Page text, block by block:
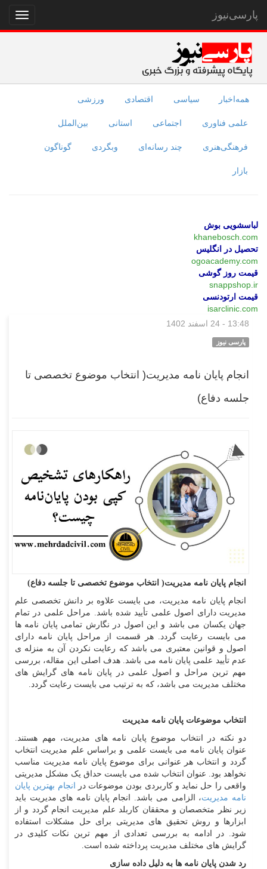
نمایش
منو
پارسی‌نیوز
همه‌اخبار سیاسی اقتصادی ورزشی
علمی فناوری اجتماعی استانی بین‌الملل
فرهنگی‌هنری چند رسانه‌ای وبگردی گوناگون
بازار
لباسشویی بوش
khanebosch.com
تحصیل در انگلیس
ogoacademy.com
قیمت روز گوشی
snappshop.ir
قیمت ارتودنسی
isarclinic.com
13:48 - 24 اسفند 1402
پارسی نیوز
انجام پایان نامه مدیریت( انتخاب موضوع تخصصی تا
جلسه دفاع)
انجام پایان نامه مدیریت( انتخاب موضوع تخصصی تا جلسه دفاع)
انجام پایان نامه مدیریت، می بایست علاوه بر دانش تخصصی علم
مدیریت دارای اصول علمی تأیید شده باشد. مراحل علمی در تمام
جهان یکسان می باشد و این اصول در نگارش تمامی پایان نامه ها
می بایست رعایت گردد. هر قسمت از مراحل پایان نامه دارای
اصول و قوانین معتبری می باشد که رعایت نکردن آن به منزله ی
عدم تأیید علمی پایان نامه می باشد. هدف اصلی این مقاله، بررسی
مهم ترین مراحل و اصول علمی در پایان نامه های گرایش های
مختلف مدیریت می باشد، که به ترتیب می بایست رعایت گردد.
انتخاب موضوعات پایان نامه مدیریت
دو نکته در انتخاب موضوع پایان نامه های مدیریت، مهم هستند.
عنوان پایان نامه می بایست علمی و براساس علم مدیریت انتخاب
گردد و انتخاب هر عنوانی برای موضوع پایان نامه مدیریت مناسب
نخواهد بود. عنوان انتخاب شده می بایست حداق یک مشکل مدیریتی
واقعی را حل نماید و کاربردی بودن موضوعات در
انجام بهترین پایان
نامه مدیریت، الزامی می باشد. انجام پایان نامه های مدیریت باید
زیر نظر متخصصان و محققان کاربلد علم مدیریت انجام گردد و از
ابزارها و روش تحقیق های مدیریتی برای حل مشکلات استفاده
شود. در ادامه به بررسی تعدادی از مهم ترین نکات کلیدی در
گرایش های مختلف مدیریت پرداخته شده است.
رد شدن پایان نامه ها به دلیل داده سازی